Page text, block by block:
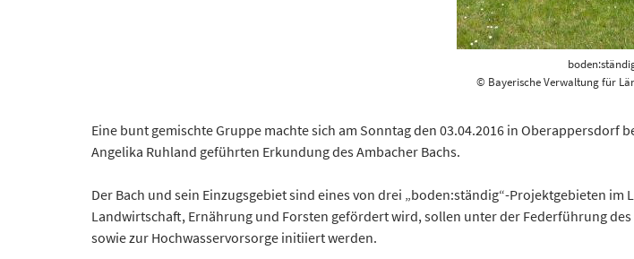
© Bayerische Verwaltung für
Eine bunt gemischte Gruppe machte sich am Sonntag den 03.04.2016 in
Angelika Ruhland geführten Erkundung des Ambacher Bachs.
Der Bach und sein Einzugsgebiet sind eines von drei „boden:ständig“-Projektgebieten
Landwirtschaft, Ernährung und Forsten gefördert wird, sollen unter der Federführung
sowie zur Hochwasservorsorge initiiert werden.